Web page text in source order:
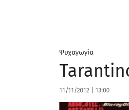
Ψυχαγωγία
11/11/2012 13:00